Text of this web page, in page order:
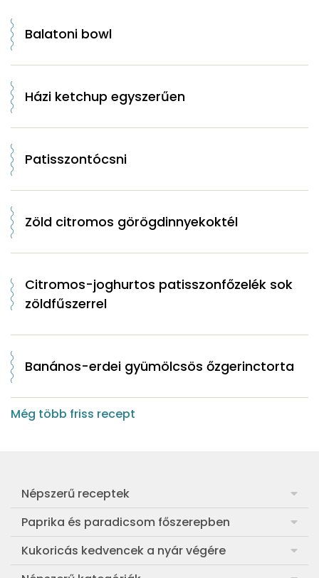
Balatoni bowl
Házi ketchup egyszerűen
Patisszontócsni
Zöld citromos görögdinnyekoktél
Citromos-joghurtos patisszonfőzelék sok
zöldfűszerrel
Banános-erdei gyümölcsös őzgerinctorta
Még több friss recept
Népszerű receptek
Frankfurti leves
Egyszerű muffin
Aranygaluska
Paprika és paradicsom főszerepben
Pan con Tomate
Paradicsom és paprika eltevése télre
Kukoricás kedvencek a nyár végére
Legfinomabb főtt kukorica